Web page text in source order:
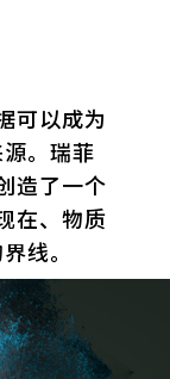
可以成为
。瑞菲
造了一个
在、物质
线。